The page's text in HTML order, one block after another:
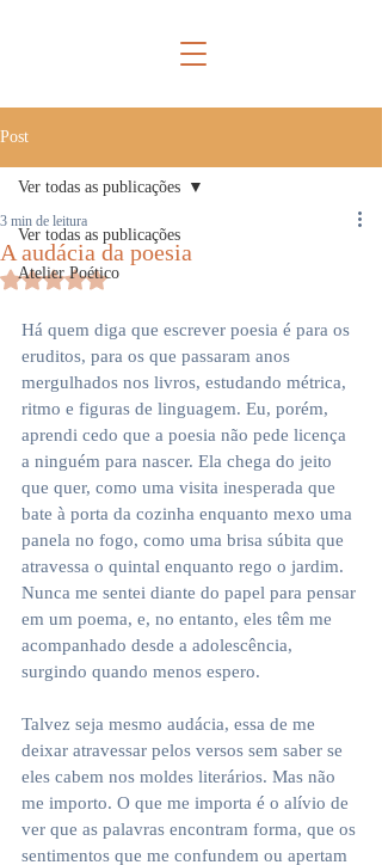
Post
Ver todas as publicações
Atelier Poético
Ver todas as publicações
A audácia da poesia
3 min de leitura
Avaliado com NaN de 5 estrelas.
Há quem diga que escrever poesia é para os
eruditos, para os que passaram anos
mergulhados nos livros, estudando métrica,
ritmo e figuras de linguagem. Eu, porém,
aprendi cedo que a poesia não pede licença
a ninguém para nascer. Ela chega do jeito
que quer, como uma visita inesperada que
bate à porta da cozinha enquanto mexo uma
panela no fogo, como uma brisa súbita que
atravessa o quintal enquanto rego o jardim.
Nunca me sentei diante do papel para pensar
em um poema, e, no entanto, eles têm me
acompanhado desde a adolescência,
surgindo quando menos espero.
Talvez seja mesmo audácia, essa de me
deixar atravessar pelos versos sem saber se
eles cabem nos moldes literários. Mas não
me importo. O que me importa é o alívio de
ver que as palavras encontram forma, que os
sentimentos que me confundem ou apertam